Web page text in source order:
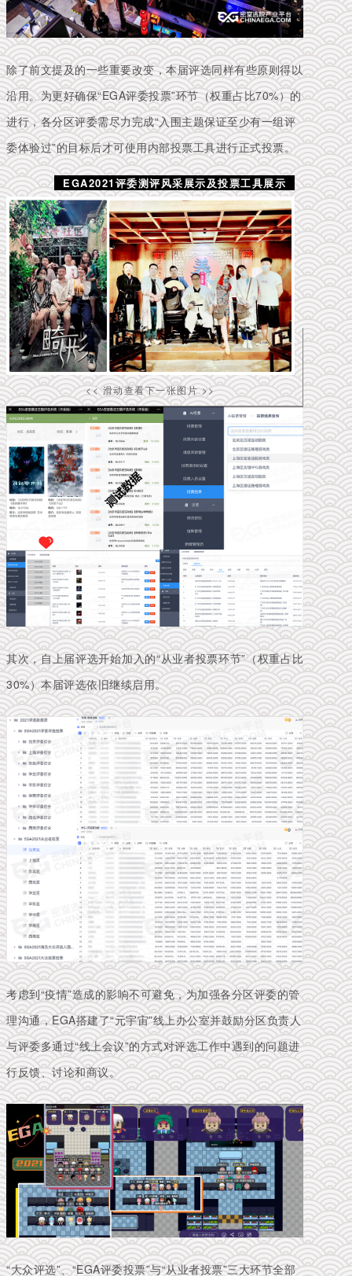
除了前文提及的一些重要改变，本届评选同样有些原则得以
沿用。为更好确保“EGA评委投票”环节（权重占比70%）的
进行，各分区评委需尽力完成“入围主题保证至少有一组评
委体验过”的目标后才可使用内部投票工具进行正式投票。
EGA2021评委测评风采展示及投票工具展示
<< 滑动查看下一张图片 >>
其次，自上届评选开始加入的“从业者投票环节”（权重占比
30%）本届评选依旧继续启用。
考虑到“疫情”造成的影响不可避免，为加强各分区评委的管
理沟通，EGA搭建了“元宇宙”线上办公室并鼓励分区负责人
与评委多通过“线上会议”的方式对评选工作中遇到的问题进
行反馈、讨论和商议。
“大众评选”、“EGA评委投票”与“从业者投票”三大环节全部